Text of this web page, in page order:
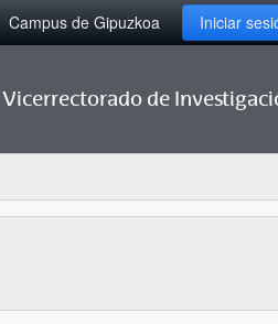
Campus de Gipuzkoa Iniciar
Vicerrectorado de